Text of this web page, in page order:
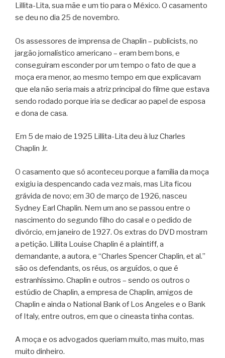
Lillita-Lita, sua mãe e um tio para o México. O casamento
se deu no dia 25 de novembro.
Os assessores de imprensa de Chaplin – publicists, no
jargão jornalístico americano – eram bem bons, e
conseguiram esconder por um tempo o fato de que a
moça era menor, ao mesmo tempo em que explicavam
que ela não seria mais a atriz principal do filme que estava
sendo rodado porque iria se dedicar ao papel de esposa
e dona de casa.
Em 5 de maio de 1925 Lillita-Lita deu à luz Charles
Chaplin Jr.
O casamento que só aconteceu porque a família da moça
exigiu ia despencando cada vez mais, mas Lita ficou
grávida de novo; em 30 de março de 1926, nasceu
Sydney Earl Chaplin. Nem um ano se passou entre o
nascimento do segundo filho do casal e o pedido de
divórcio, em janeiro de 1927. Os extras do DVD mostram
a petição. Lillita Louise Chaplin é a plaintiff, a
demandante, a autora, e “Charles Spencer Chaplin, et al.”
são os defendants, os réus, os arguídos, o que é
estranhíssimo. Chaplin e outros – sendo os outros o
estúdio de Chaplin, a empresa de Chaplin, amigos de
Chaplin e ainda o National Bank of Los Angeles e o Bank
of Italy, entre outros, em que o cineasta tinha contas.
A moça e os advogados queriam muito, mas muito, mas
muito dinheiro.